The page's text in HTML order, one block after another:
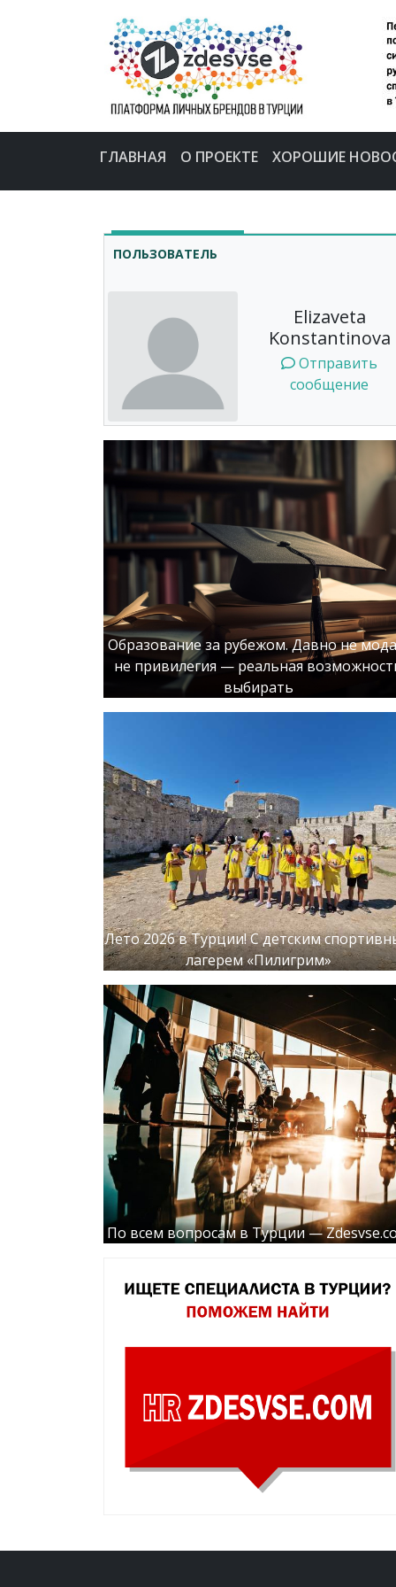
ГЛАВНАЯ О ПРОЕКТЕ ХОРОШИЕ
ПОЛЬЗОВАТЕЛЬ
Elizaveta
Konstantinova
Отправить
сообщение
Образование за рубежом. Давно не
не привилегия — реальная
выбирать
Лето 2026 в Турции! С детским
лагерем «Пилигрим»
По всем вопросам в Турции —